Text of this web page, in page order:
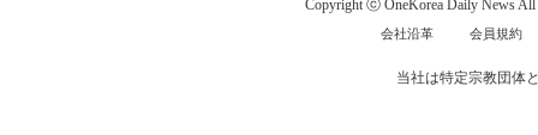
Copyright ⓒ OneKorea Daily News All
会社沿革 会員規約
当社は特定宗教団体